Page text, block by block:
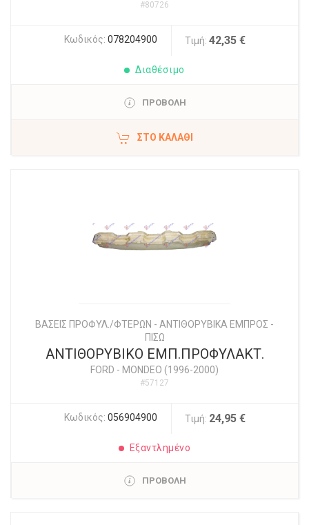
#80726
Κωδικός: 078204900 Τιμή: 42,35 €
Διαθέσιμο
ΠΡΟΒΟΛΗ
ΣΤΟ ΚΑΛΆΘΙ
ΒΑΣΕΙΣ ΠΡΟΦΥΛ./ΦΤΕΡΩΝ - ΑΝΤΙΘΟΡΥΒΙΚΑ ΕΜΠΡΟΣ -
ΠΙΣΩ
ΑΝΤΙΘΟΡΥΒΙΚΟ ΕΜΠ.ΠΡΟΦΥΛΑΚΤ.
FORD - MONDEO (1996-2000)
#57127
Κωδικός: 056904900 Τιμή: 24,95 €
Εξαντλημένο
ΠΡΟΒΟΛΗ